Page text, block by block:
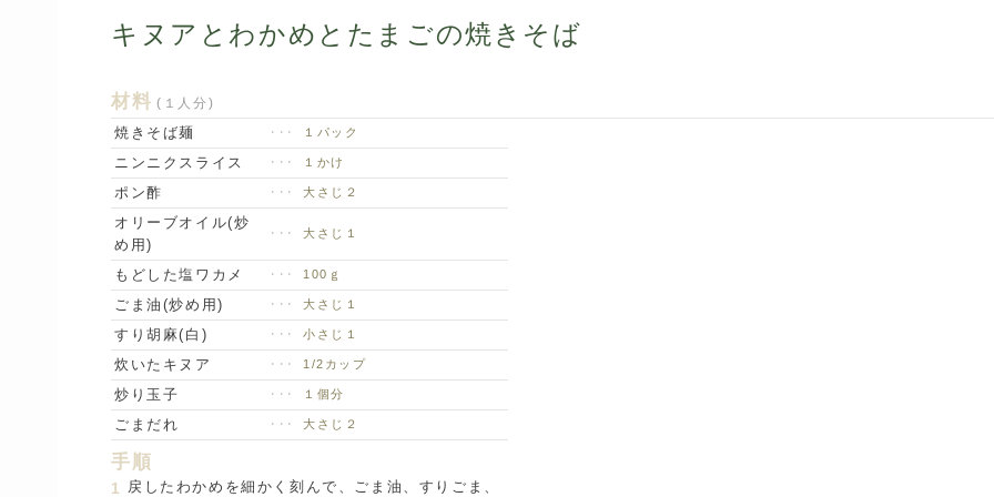
キヌアとわかめとたまごの焼きそば
材料 (１人分)
焼きそば麺 ･･･ １パック
ニンニクスライス ･･･ １かけ
ポン酢 ･･･ 大さじ２
オリーブオイル(炒
め用)
･･･ 大さじ１
もどした塩ワカメ ･･･ 100ｇ
ごま油(炒め用) ･･･ 大さじ１
すり胡麻(白) ･･･ 小さじ１
炊いたキヌア ･･･ 1/2カップ
炒り玉子 ･･･ １個分
ごまだれ ･･･ 大さじ２
手順
1 戻したわかめを細かく刻んで、ごま油、すりごま、